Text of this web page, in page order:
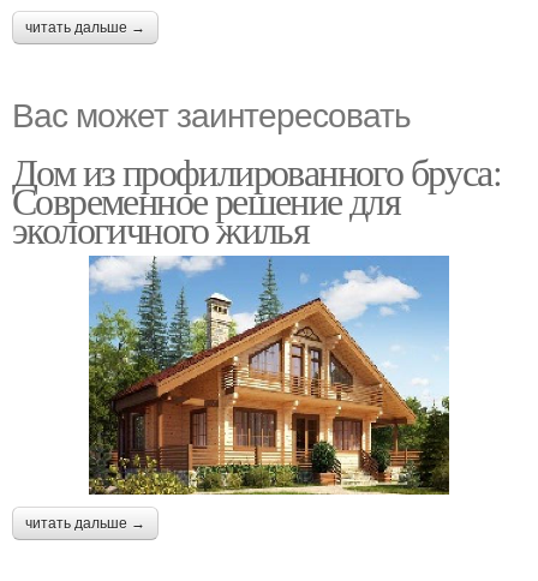
читать дальше →
Вас может заинтересовать
Дом из профилированного бруса:
Современное решение для
экологичного жилья
читать дальше →